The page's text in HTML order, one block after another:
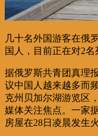
几十名外国游客在俄
国人，目前正在对2名
据俄罗斯共青团真理
议中国人越来越多而
克州贝加尔湖游览区
媒体关注焦点。一家
房屋在28日凌晨发生火